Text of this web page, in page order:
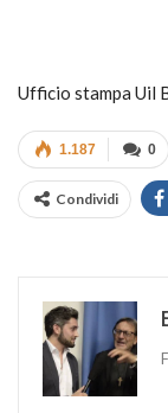
Ufficio stampa Uil
0
1.187
Condividi